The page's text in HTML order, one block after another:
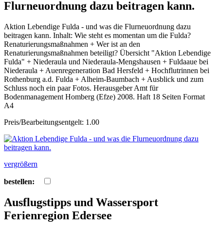
Flurneuordnung dazu beitragen kann.
Aktion Lebendige Fulda - und was die Flurneuordnung dazu
beitragen kann. Inhalt: Wie steht es momentan um die Fulda?
Renaturierungsmaßnahmen + Wer ist an den
Renaturierungsmaßnahmen beteiligt? Übersicht "Aktion Lebendige
Fulda" + Niederaula und Niederaula-Mengshausen + Fuldaaue bei
Niederaula + Auenregeneration Bad Hersfeld + Hochflutrinnen bei
Rothenburg a.d. Fulda + Alheim-Baumbach + Ausblick und zum
Schluss noch ein paar Fotos. Herausgeber Amt für
Bodenmanagement Homberg (Efze) 2008. Haft 18 Seiten Format
A4
Preis/Bearbeitungsentgelt: 1.00
vergrößern
bestellen:
Ausflugstipps und Wassersport
Ferienregion Edersee